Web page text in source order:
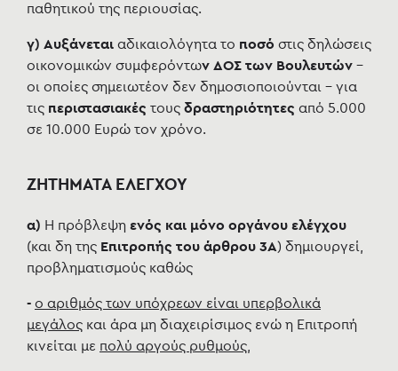
παθητικού της περιουσίας.
γ) Αυξάνεται αδικαιολόγητα το ποσό στις δηλώσεις
οικονομικών συμφερόντων ΔΟΣ των Βουλευτών -
οι οποίες σημειωτέον δεν δημοσιοποιούνται - για
τις περιστασιακές τους δραστηριότητες από 5.000
σε 10.000 Ευρώ τον χρόνο.
ΖΗΤΗΜΑΤΑ ΕΛΕΓΧΟΥ
α) Η πρόβλεψη ενός και μόνο οργάνου ελέγχου
(και δη της Επιτροπής του άρθρου 3Α) δημιουργεί,
προβληματισμούς καθώς
- ο αριθμός των υπόχρεων είναι υπερβολικά
μεγάλος και άρα μη διαχειρίσιμος ενώ η Επιτροπή
κινείται με πολύ αργούς ρυθμούς